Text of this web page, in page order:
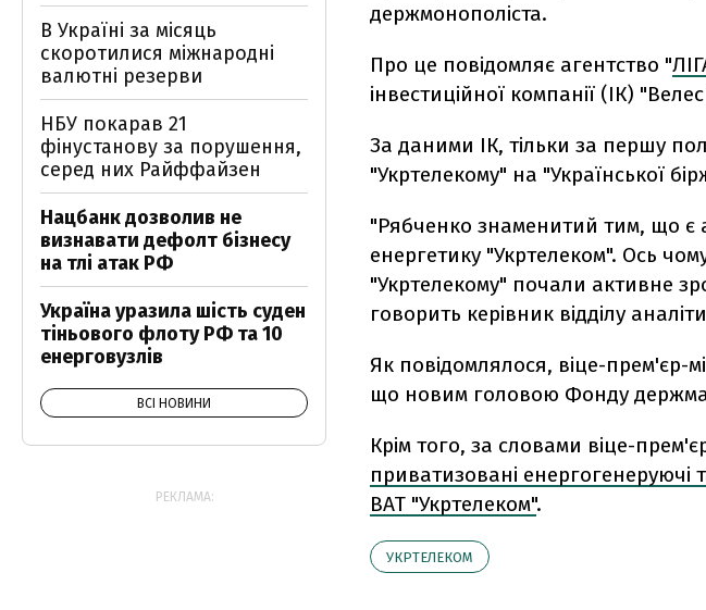
держмонополіста.
Про це повідомляє агентство "
інвестиційної компанії (ІК)
За даними ІК, тільки за першу
"Укртелекому" на "Української
"Рябченко знаменитий тим, що є
енергетику "Укртелеком". Ось
"Укртелекому" почали активне
говорить керівник відділу
Як повідомлялося, віце-прем'єр-
що новим головою Фонду
Крім того, за словами віце-
приватизовані енергогенеруючі
ВАТ "Укртелеком".
УКРТЕЛЕКОМ
В Україні за місяць
скоротилися міжнародні
валютні резерви
НБУ покарав 21
фінустанову за порушення,
серед них Райффайзен
Нацбанк дозволив не
визнавати дефолт бізнесу
на тлі атак РФ
Україна уразила шість суден
тіньового флоту РФ та 10
енерговузлів
ВСІ НОВИНИ
РЕКЛАМА: